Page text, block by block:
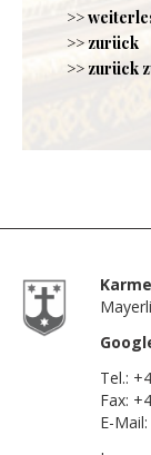
>>
>> zurück
>> zurück
Tel.:
Fax:
E-Mail: